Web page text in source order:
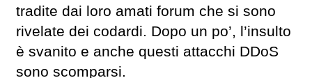
tradite dai loro amati forum che si sono
rivelate dei codardi. Dopo un po’, l’insulto
è svanito e anche questi attacchi DDoS
sono scomparsi.